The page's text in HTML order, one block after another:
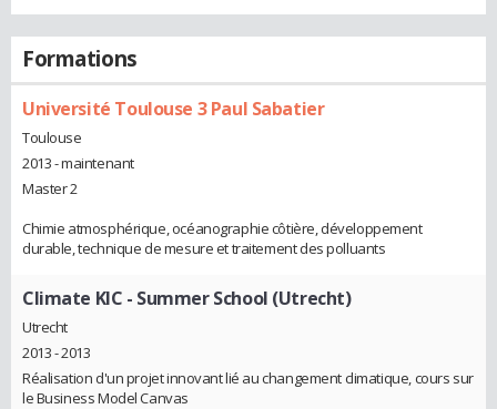
Formations
Université Toulouse 3 Paul Sabatier
Toulouse
2013 - maintenant
Master 2
Chimie atmosphérique, océanographie côtière, développement
durable, technique de mesure et traitement des polluants
Climate KIC - Summer School (Utrecht)
Utrecht
2013 - 2013
Réalisation d'un projet innovant lié au changement climatique, cours sur
le Business Model Canvas